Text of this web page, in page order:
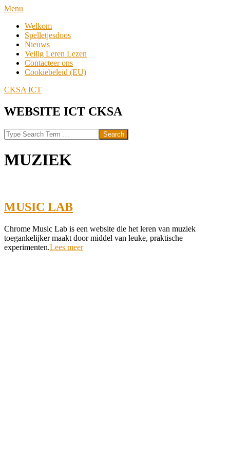
Skip
content
Navigation
Menu
Welkom
Spelletjesdoos
Nieuws
Veilig Leren Lezen
Contacteer ons
Cookiebeleid (EU)
CKSA ICT
WEBSITE ICT CKSA
Search
MUZIEK
MUSIC LAB
2024-
01-
22
Chrome Music Lab is een website die het leren van muziek
toegankelijker maakt door middel van leuke, praktische
experimenten.Lees meer